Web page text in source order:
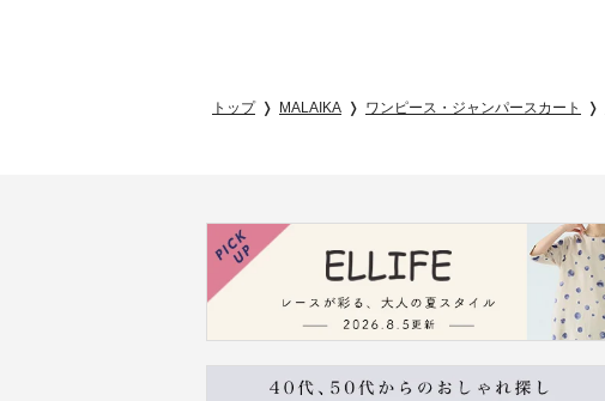
トップ MALAIKA ワンピース・ジャンパースカート